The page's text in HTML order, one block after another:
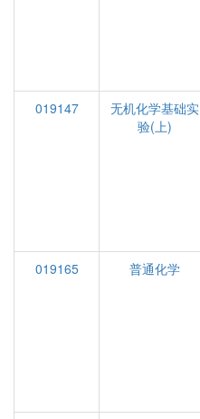
019147
无机化学基础实
验(上)
019165
普通化学